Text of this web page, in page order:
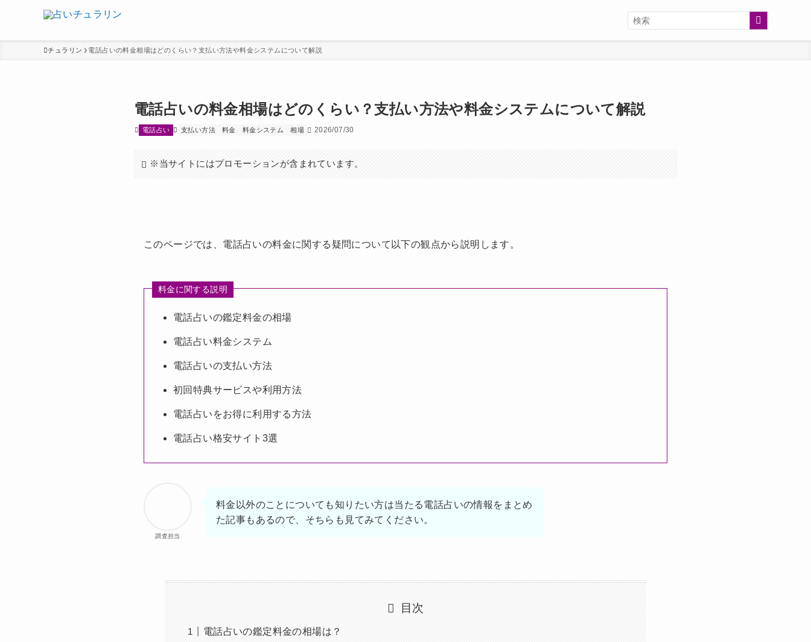
チュラリン 電話占いの料金相場はどのくらい？支払い方法や料金システムについて解説
電話占いの料金相場はどのくらい？支払い方法や料金システムについて解説
電話占い 支払い方法 料金 料金システム 相場 2026/07/30
※当サイトにはプロモーションが含まれています。
このページでは、電話占いの料金に関する疑問について以下の観点から説明します。
料金に関する説明
電話占いの鑑定料金の相場
電話占い料金システム
電話占いの支払い方法
初回特典サービスや利用方法
電話占いをお得に利用する方法
電話占い格安サイト3選
調査担当
料金以外のことについても知りたい方は当たる電話占いの情報をまとめ
た記事もあるので、そちらも見てみてください。
目次
電話占いの鑑定料金の相場は？